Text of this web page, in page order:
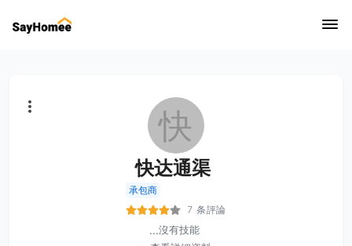
快
快达通渠
承包商
7 条評論
...沒有技能